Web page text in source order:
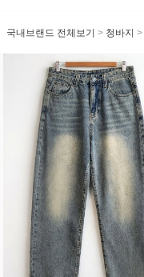
국내브랜드 전체보기 > 청바지 >